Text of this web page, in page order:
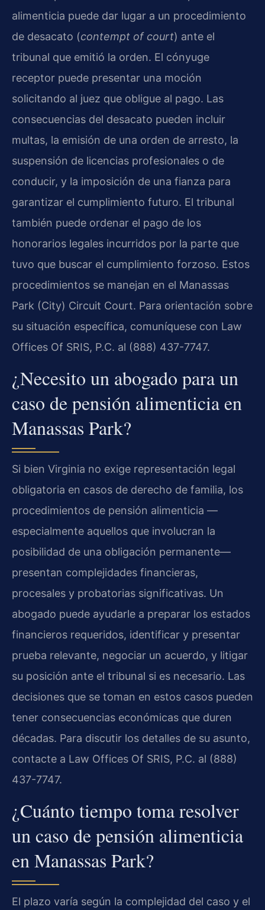
alimenticia puede dar lugar a un procedimiento
de desacato (contempt of court) ante el
tribunal que emitió la orden. El cónyuge
receptor puede presentar una moción
solicitando al juez que obligue al pago. Las
consecuencias del desacato pueden incluir
multas, la emisión de una orden de arresto, la
suspensión de licencias profesionales o de
conducir, y la imposición de una fianza para
garantizar el cumplimiento futuro. El tribunal
también puede ordenar el pago de los
honorarios legales incurridos por la parte que
tuvo que buscar el cumplimiento forzoso. Estos
procedimientos se manejan en el Manassas
Park (City) Circuit Court. Para orientación sobre
su situación específica, comuníquese con Law
Offices Of SRIS, P.C. al (888) 437-7747.
¿Necesito un abogado para un
caso de pensión alimenticia en
Manassas Park?
Si bien Virginia no exige representación legal
obligatoria en casos de derecho de familia, los
procedimientos de pensión alimenticia —
especialmente aquellos que involucran la
posibilidad de una obligación permanente—
presentan complejidades financieras,
procesales y probatorias significativas. Un
abogado puede ayudarle a preparar los estados
financieros requeridos, identificar y presentar
prueba relevante, negociar un acuerdo, y litigar
su posición ante el tribunal si es necesario. Las
decisiones que se toman en estos casos pueden
tener consecuencias económicas que duren
décadas. Para discutir los detalles de su asunto,
contacte a Law Offices Of SRIS, P.C. al (888)
437-7747.
¿Cuánto tiempo toma resolver
un caso de pensión alimenticia
en Manassas Park?
El plazo varía según la complejidad del caso y el